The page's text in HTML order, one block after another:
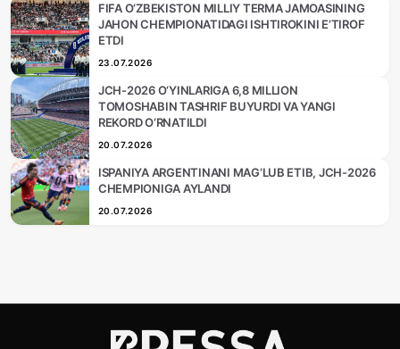
FIFA O‘ZBEKISTON MILLIY TERMA JAMOASINING
JAHON CHEMPIONATIDAGI ISHTIROKINI E’TIROF
ETDI
23.07.2026
JCH-2026 O‘YINLARIGA 6,8 MILLION
TOMOSHABIN TASHRIF BUYURDI VA YANGI
REKORD O‘RNATILDI
20.07.2026
ISPANIYA ARGENTINANI MAG‘LUB ETIB, JCH-2026
CHEMPIONIGA AYLANDI
20.07.2026